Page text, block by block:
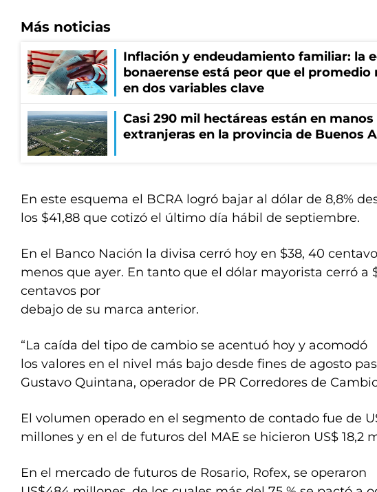
Más noticias
Inflación y endeudamiento familiar: la
bonaerense está peor que el promedio
en dos variables clave
Casi 290 mil hectáreas están en manos
extranjeras en la provincia de Buenos
En este esquema el BCRA logró bajar al dólar de 8,8%
los $41,88 que cotizó el último día hábil de septiembre.
En el Banco Nación la divisa cerró hoy en $38, 40
menos que ayer. En tanto que el dólar mayorista cerró a
centavos por
debajo de su marca anterior.
“La caída del tipo de cambio se acentuó hoy y acomodó
los valores en el nivel más bajo desde fines de agosto
Gustavo Quintana, operador de PR Corredores de
El volumen operado en el segmento de contado fue de
millones y en el de futuros del MAE se hicieron US$ 18,2
En el mercado de futuros de Rosario, Rofex, se operaron